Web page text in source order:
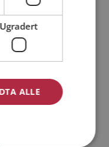
Ugradert
ALLE